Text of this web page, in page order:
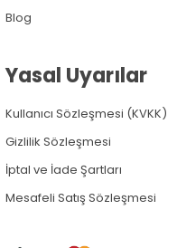
Blog
Yasal Uyarılar
Kullanıcı Sözleşmesi (KVKK)
Gizlilik Sözleşmesi
İptal ve İade Şartları
Mesafeli Satış Sözleşmesi